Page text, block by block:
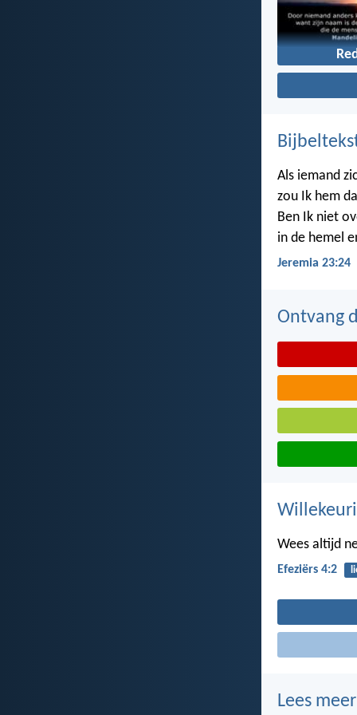
Als iemand
zou Ik hem
Ben Ik niet
in de hemel
Jeremia 23:24
Ontvang
Wees altijd
Efeziërs 4:2
Lees meer